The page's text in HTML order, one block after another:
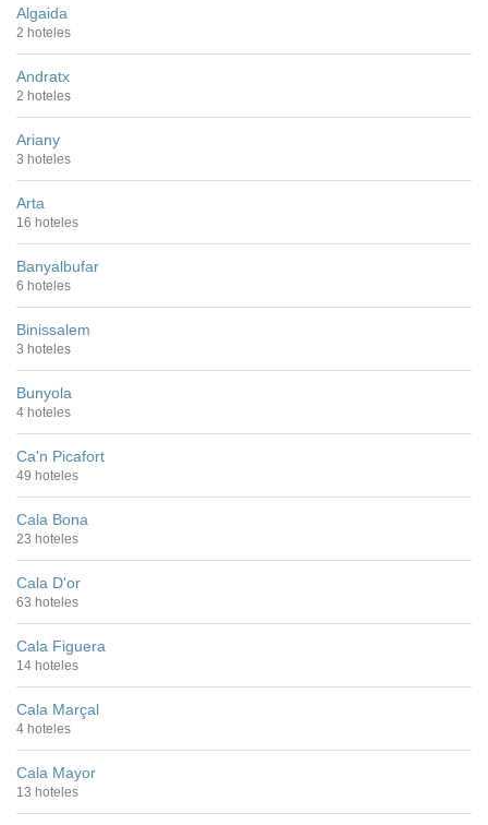
Algaida
2 hoteles
Andratx
2 hoteles
Ariany
3 hoteles
Arta
16 hoteles
Banyalbufar
6 hoteles
Binissalem
3 hoteles
Bunyola
4 hoteles
Ca'n Picafort
49 hoteles
Cala Bona
23 hoteles
Cala D'or
63 hoteles
Cala Figuera
14 hoteles
Cala Marçal
4 hoteles
Cala Mayor
13 hoteles